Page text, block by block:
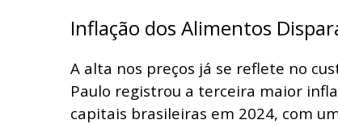
Inflação dos Alimentos
A alta nos preços já se reflete no
Paulo registrou a terceira maior
capitais brasileiras em 2024, com